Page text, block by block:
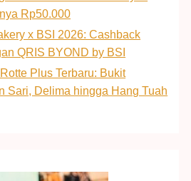
Rp50.000
x BSI 2026: Cashback
QRIS BYOND by BSI
Plus Terbaru: Bukit
Sari, Delima hingga Hang Tuah